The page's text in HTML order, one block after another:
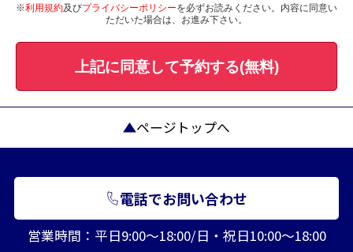
※利用規約及びプライバシーポリシーを必ずお読みください。内容に同意い
ただいた場合は、お進み下さい。
上記に同意して予約する(無料)
ページトップへ
電話でお問い合わせ
営業時間：平日9:00～18:00/日・祝日10:00～18:00